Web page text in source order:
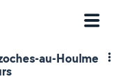
au-Houlme